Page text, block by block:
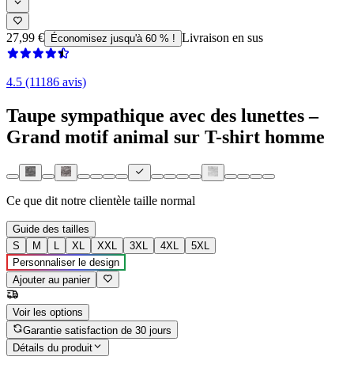
27,99 € Économisez jusqu'à 60 % ! Livraison en sus
4.5 (11186 avis)
Taupe sympathique avec des lunettes –
Grand motif animal sur T-shirt homme
Ce que dit notre clientèle taille normal
Guide des tailles
S
M L XL XXL 3XL 4XL
5XL
Personnaliser le design
Ajouter au panier
Voir les options
Garantie satisfaction de 30 jours
Détails du produit